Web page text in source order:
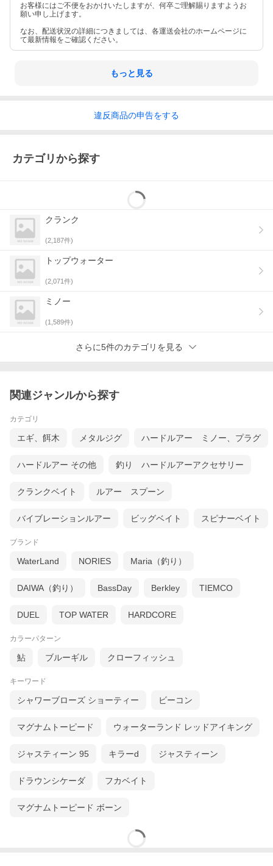
お客様にはご不便をおかけいたしますが、何卒ご理解賜りますようお
願い申し上げます。
なお、配送状況の詳細につきましては、各運送会社のホームページに
て最新情報をご確認ください。
もっと見る
違反商品の申告をする
カテゴリから探す
クランク
(2,187件)
トップウォーター
(2,071件)
ミノー
(1,589件)
さらに5件のカテゴリを見る
関連ジャンルから探す
カテゴリ
エギ、餌木 メタルジグ ハードルアー ミノー、プラグ
ハードルアー その他 釣り ハードルアーアクセサリー
クランクベイト ルアー スプーン
バイブレーションルアー ビッグベイト スピナーベイト
ブランド
WaterLand NORIES Maria（釣り）
DAIWA（釣り） BassDay Berkley TIEMCO
DUEL TOP WATER HARDCORE
カラーパターン
鮎 ブルーギル クローフィッシュ
キーワード
シャワーブローズ ショーティー ビーコン
マグナムトーピード ウォーターランド レッドアイキング
ジャスティーン 95 キラーd ジャスティーン
ドラウンシケーダ フカベイト
マグナムトーピード ボーン